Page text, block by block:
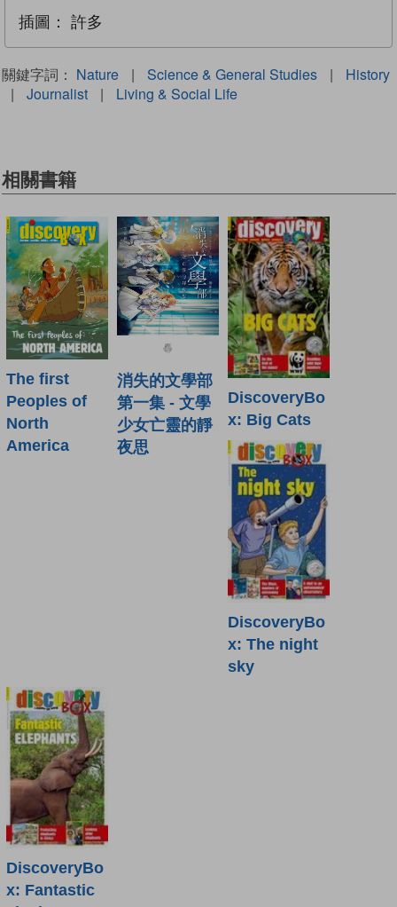
插圖： 許多
關鍵字詞： Nature | Science & General Studies |
History
|
Journalist | Living & Social Life
相關書籍
The first
Peoples of
North
America
消失的文學部
第一集 - 文學
少女亡靈的靜
夜思
DiscoveryBo
x: Big Cats
DiscoveryBo
x: The night
sky
DiscoveryBo
x: Fantastic